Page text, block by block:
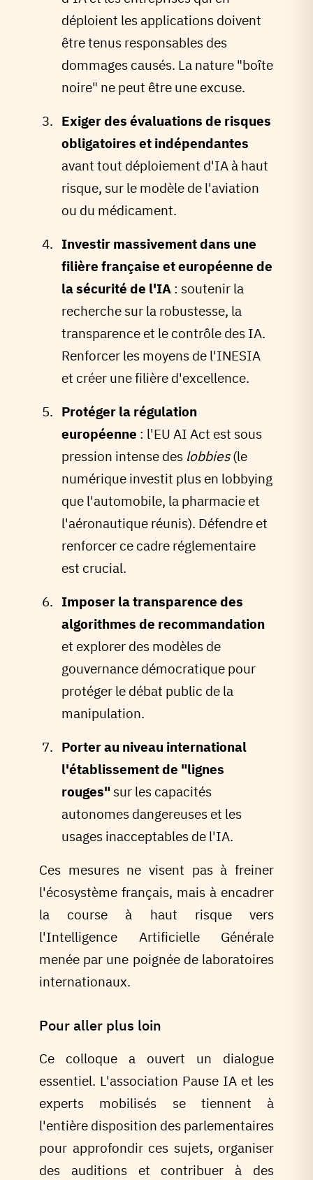
déploient les applications doivent
être tenus responsables des
dommages causés. La nature "boîte
noire" ne peut être une excuse.
Exiger des évaluations de risques
obligatoires et indépendantes
avant tout déploiement d'IA à haut
risque, sur le modèle de l'aviation
ou du médicament.
Investir massivement dans une
filière française et européenne de
la sécurité de l'IA : soutenir la
recherche sur la robustesse, la
transparence et le contrôle des IA.
Renforcer les moyens de l'INESIA
et créer une filière d'excellence.
Protéger la régulation
européenne : l'EU AI Act est sous
pression intense des lobbies(le
numérique investit plus en lobbying
que l'automobile, la pharmacie et
l'aéronautique réunis). Défendre et
renforcer ce cadre réglementaire
est crucial.
Imposer la transparence des
algorithmes de recommandation
et explorer des modèles de
gouvernance démocratique pour
protéger le débat public de la
manipulation.
Porter au niveau international
l'établissement de "lignes
rouges" sur les capacités
autonomes dangereuses et les
usages inacceptables de l'IA.
Ces mesures ne visent pas à freiner
l'écosystème français, mais à encadrer
la course à haut risque vers
l'Intelligence Artificielle Générale
menée par une poignée de laboratoires
internationaux.
Pour aller plus loin
Ce colloque a ouvert un dialogue
essentiel. L'association Pause IA et les
experts mobilisés se tiennent à
l'entière disposition des parlementaires
pour approfondir ces sujets, organiser
des auditions et contribuer à des